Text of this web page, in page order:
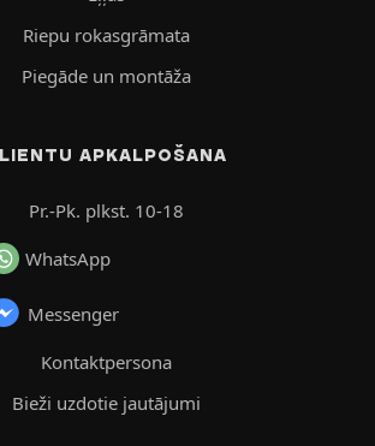
Riepu rokasgrāmata
Piegāde un montāža
APKALPOŠANA
Pr.-Pk. plkst. 10-18
WhatsApp
Messenger
Kontaktpersona
Bieži uzdotie jautājumi